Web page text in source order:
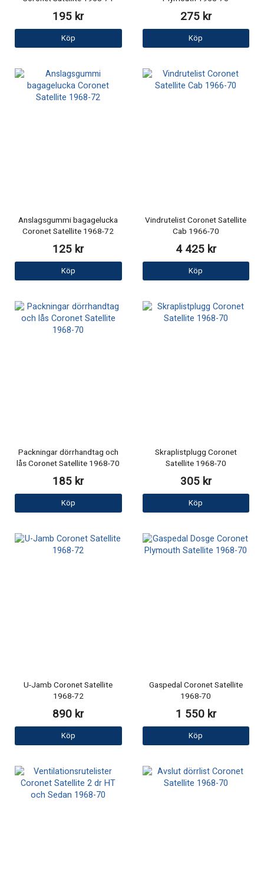
195 kr
Köp
275 kr
Köp
Anslagsgummi bagagelucka
Coronet Satellite 1968-72
125 kr
Köp
Vindrutelist Coronet Satellite
Cab 1966-70
4 425 kr
Köp
Packningar dörrhandtag och
lås Coronet Satellite 1968-70
185 kr
Köp
Skraplistplugg Coronet
Satellite 1968-70
305 kr
Köp
U-Jamb Coronet Satellite
1968-72
890 kr
Köp
Gaspedal Coronet Satellite
1968-70
1 550 kr
Köp